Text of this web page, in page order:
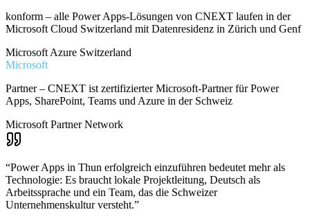
konform – alle Power Apps-Lösungen von CNEXT laufen in der
Microsoft Cloud Switzerland mit Datenresidenz in Zürich und Genf
Microsoft Azure Switzerland
Microsoft
Partner – CNEXT ist zertifizierter Microsoft-Partner für Power
Apps, SharePoint, Teams und Azure in der Schweiz
Microsoft Partner Network
“Power Apps in Thun erfolgreich einzuführen bedeutet mehr als
Technologie: Es braucht lokale Projektleitung, Deutsch als
Arbeitssprache und ein Team, das die Schweizer
Unternehmenskultur versteht.”